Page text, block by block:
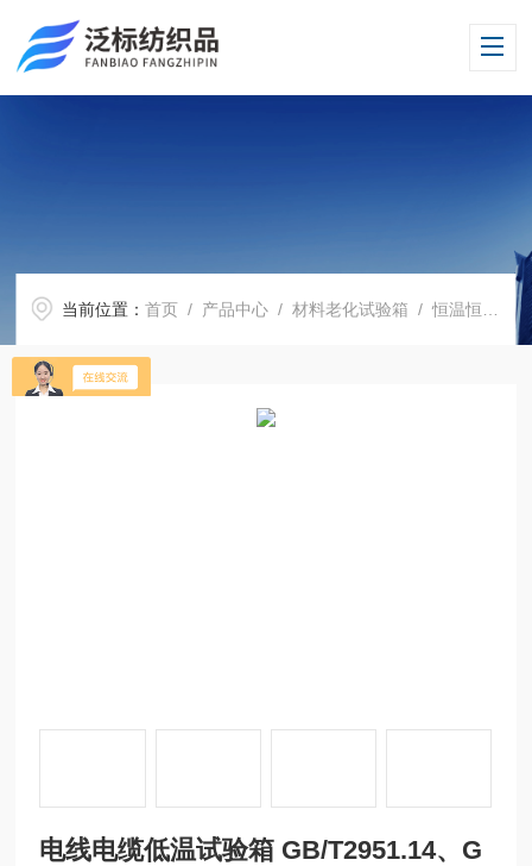
当前位置：首页 / 产品中心 /材料老化试验箱 /恒温恒湿高低温试验箱
电线电缆低温试验箱 GB/T2951.14、G